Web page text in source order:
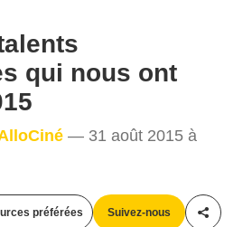
qui nous ont
— 31 août 2015 à
préférées Suivez-nous